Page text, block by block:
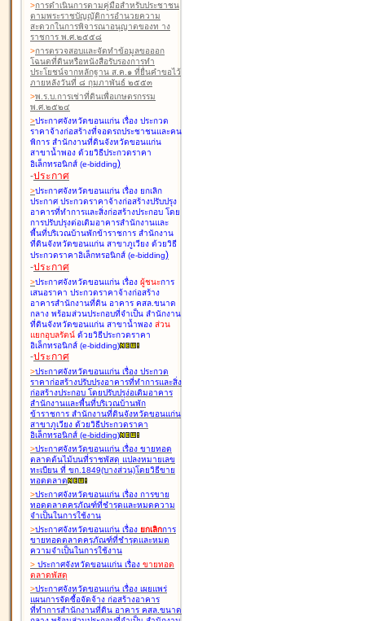
>การดำเนินการตามคู่มือสำหรับประชาชน
ตามพระราชบัญญัติการอำนวยความ
สะดวกในการพิจารณาอนุญาตของท าง
ราชการ พ.ศ.๒๕๕๘
>การตรวจสอบและจัดทำข้อมูลขอออก
โฉนดที่ดินหรือหนังสือรับรองการทำ
ประโยชน์จากหลักฐาน ส.ค.๑ ที่ยื่นคำขอไว้
ภายหลังวันที่ ๘ กุมภาพันธ์ ๒๕๕๓
>พ.ร.บ.การเช่าที่ดินเพื่อเกษตรกรรม
พ.ศ.๒๕๒๔
>ประกาศจังหวัดขอนแก่น เรื่อง ประกวด
ราคาจ้างก่อสร้างที่จอดรถประชาชนและคน
พิการ สำนักงานที่ดินจังหวัดขอนแก่น
สาขาน้ำพอง ด้วยวิธีประกวดราคา
อิเล็กทรอนิกส์ (e-bidding)
-ประกาศ
>ประกาศจังหวัดขอนแก่น เรื่อง ยกเลิก
ประกาศ ประกวดราคาจ้างก่อสร้างปรับปรุง
อาคารที่ทำการและสิ่งก่อสร้างประกอบ โดย
การปรับปรุงต่อเติมอาคารสำนักงานและ
พื้นที่บริเวณบ้านพักข้าราชการ สำนักงาน
ที่ดินจังหวัดขอนแก่น สาขาภูเวียง ด้วยวิธี
ประกวดราคาอิเล็กทรอนิกส์ (e-bidding)
-ประกาศ
>ประกาศจังหวัดขอนแก่น เรื่อง ผู้ชนะการ
เสนอราคา ประกวดราคาจ้างก่อสร้าง
อาคารสำนักงานที่ดิน อาคาร คสล.ขนาด
กลาง พร้อมส่วนประกอบที่จำเป็น สำนักงาน
ที่ดินจังหวัดขอนแก่น สาขาน้ำพอง ส่วน
แยกอุบลรัตน์ ด้วยวิธีประกวดราคา
อิเล็กทรอนิกส์ (e-bidding)
-ประกาศ
>ประกาศจังหวัดขอนแก่น เรื่อง ประกวด
ราคาก่อสร้างปรับปรุงอาคารที่ทำการและสิ่ง
ก่อสร้างประกอบ โดยปรับปรุง่อเติมอาคาร
สำนักงานและพื้นที่บริเวณบ้านพัก
ข้าราชการ สำนักงานที่ดินจังหวัดขอนแก่น
สาขาภูเวียง ด้วยวิธีประกวดราคา
อิเล็กทรอนิกส์ (e-bidding)
>ประกาศจังหวัดขอนแก่น เรื่อง ขายทอด
ตลาดต้นไม้บนที่ราชพัสดุ แปลงหมายเลข
ทะเบียน ที่ ขก.1849(บางส่วน)โดยวิธีขาย
ทอดตลาด
>ประกาศจังหวัดขอนแก่น เรื่อง การขาย
ทอดตลาดครุภัณฑ์ที่ชำรุดและหมดความ
จำเป็นในการใช้งาน
>ประกาศจังหวัดขอนแก่น เรื่อง ยกเลิกการ
ขายทอดตลาดครุภัณฑ์ที่ชำรุดและหมด
ความจำเป็นในการใช้งาน
> ประกาศจังหวัดขอนแก่น เรื่อง ขายทอด
ตลาดพัสดุ
>ประกาศจังหวัดขอนแก่น เรื่อง เผยแพร่
แผนการจัดซื้อจัดจ้าง ก่อสร้างอาคาร
ที่ทำการสำนักงานที่ดิน อาคาร คสล.ขนาด